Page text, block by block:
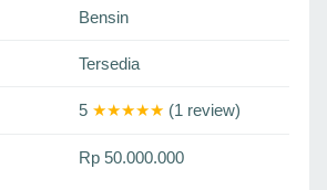
Bensin
Tersedia
5 ★★★★★ (1 review)
Rp 50.000.000